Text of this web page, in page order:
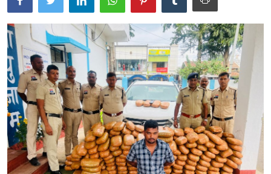
मनोरंजन
खेल
राजनीति
तकनीकि
Hindi